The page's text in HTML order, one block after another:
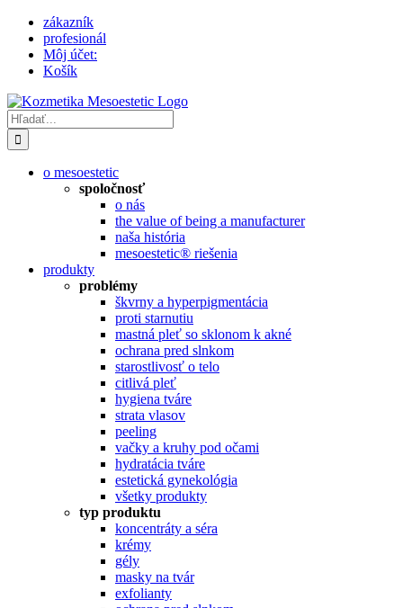
Skip
content
zákazník
profesionál
Môj účet:
Košík
Hľadať:
o mesoestetic
spoločnosť
o nás
the value of being a manufacturer
naša história
mesoestetic® riešenia
produkty
problémy
škvrny a hyperpigmentácia
proti starnutiu
mastná pleť so sklonom k ​​akné
ochrana pred slnkom
starostlivosť o telo
citlivá pleť
hygiena tváre
strata vlasov
peeling
vačky a kruhy pod očami
hydratácia tváre
estetická gynekológia
všetky produkty
typ produktu
koncentráty a séra
krémy
gély
masky na tvár
exfolianty